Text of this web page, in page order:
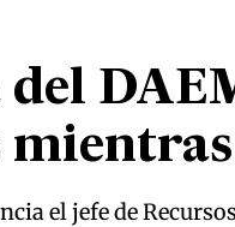
el jefe de